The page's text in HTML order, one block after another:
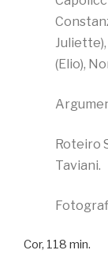
Juliette),
(Elio),
Roteiro
Taviani.
Cor, 118 min.